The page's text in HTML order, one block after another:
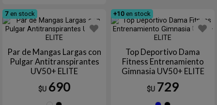
7 en stock
Par de Mangas Largas con
Pulgar Antitranspirantes
UV50+ ELITE
$U 690
+10 en stock
Top Deportivo Dama
Fitness Entrenamiento
Gimnasia UV50+ ELITE
$U 729